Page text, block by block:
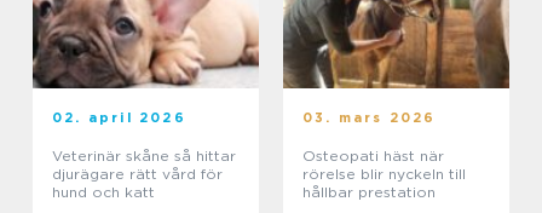
02. april 2026
Veterinär skåne så hittar
djurägare rätt vård för
hund och katt
03. mars 2026
Osteopati häst när
rörelse blir nyckeln till
hållbar prestation